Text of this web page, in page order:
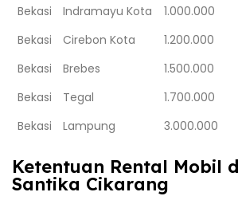
Bekasi
Indramayu Kota 1.000.000
Bekasi
Cirebon Kota 1.200.000
Bekasi
Brebes 1.500.000
Bekasi
Tegal 1.700.000
Bekasi
Lampung 3.000.000
Ketentuan Rental Mobil
Santika Cikarang